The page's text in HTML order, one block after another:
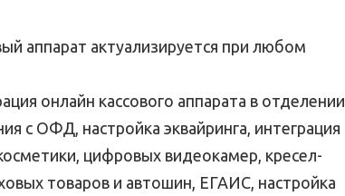
аппарат актуализируется при любом
онлайн кассового аппарата в отделении
с ОФД, настройка эквайринга, интеграция
цифровых видеокамер, кресел-
товаров и автошин, ЕГАИС, настройка